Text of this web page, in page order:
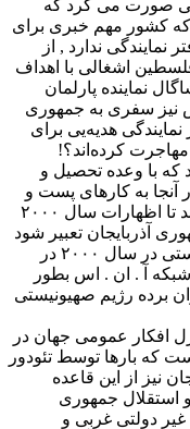
صورت می گرد که
کشور مهم خبری برای
ندارد , از
اشغالی با اهداف
نماینده پارلمان
نیز سفری به جمهوری
هدیه‌یی برای
مهاجرت کرده‌اند؟!
که با وعده تحصیل و
به کارهای پست و
بنوعی بردگی برای صهیونیست ها مشغولند تا اظهارات سال ۲۰۰۰
آذربایجان تعبیر شود
. آرکادی میلمان سفیر وقت رژیم صهیونیستی در سال ۲۰۰۰ در
آ . ان . اس بطور
برده رژیم صهیونیستی
افکار عمومی جهان در
که بارها توسط تئودور
نیز از این قاعده
استقلال جمهوری
غیر دولتی غربی و